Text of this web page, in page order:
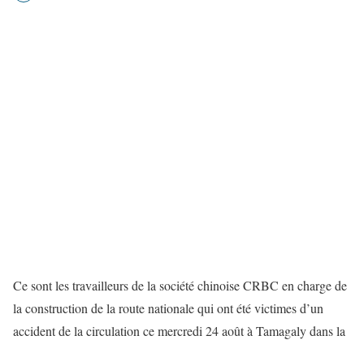
Ce sont les travailleurs de la société chinoise CRBC en charge de
la construction de la route nationale qui ont été victimes d’un
accident de la circulation ce mercredi 24 août à Tamagaly dans la